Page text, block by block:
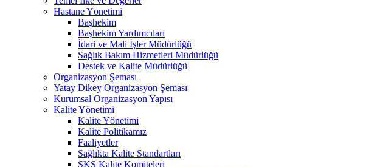
Hastane Yönetimi
Başhekim
Başhekim Yardımcıları
İdari ve Mali İşler Müdürlüğü
Sağlık Bakım Hizmetleri Müdürlüğü
Destek ve Kalite Müdürlüğü
Organizasyon Şeması
Yatay Dikey Organizasyon Şeması
Kurumsal Organizasyon Yapısı
Kalite Yönetimi
Kalite Yönetimi
Kalite Politikamız
Faaliyetler
Sağlıkta Kalite Standartları
SKS Kalite Komiteleri